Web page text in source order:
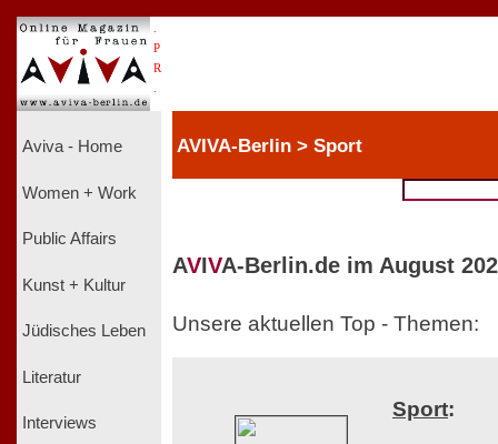
P
R
Aviva - Home
Women + Work
Public Affairs
Kunst + Kultur
Jüdisches Leben
Literatur
Interviews
AVIVA-Berlin > Sport
AVIVA-Berlin.de im August
Unsere aktuellen Top - Themen:
Sport: